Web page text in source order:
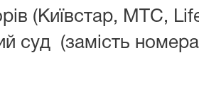
(Київстар, МТС,
суд (замість